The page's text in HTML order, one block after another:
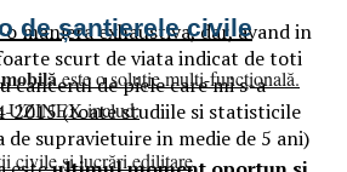
maniera exhaustiva, dar, avand in
scurt de viata indicat de toti
cancerul de piele care mi s-a
2015 (toate studiile si statisticile
de supravietuire in medie de 5 ani)
de șantierele civile
este o soluție multi-funcțională.
UZINEX includ:
civile și lucrări edilitare